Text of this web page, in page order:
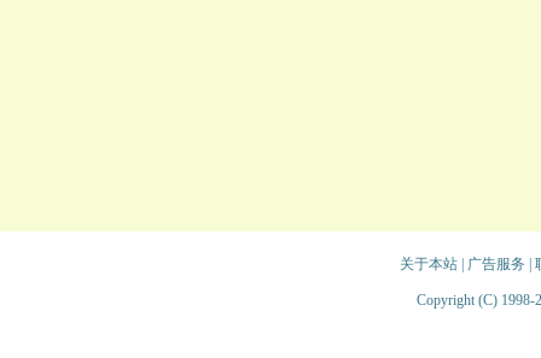
关于本站| 广告服务
Copyright (C) 1998-